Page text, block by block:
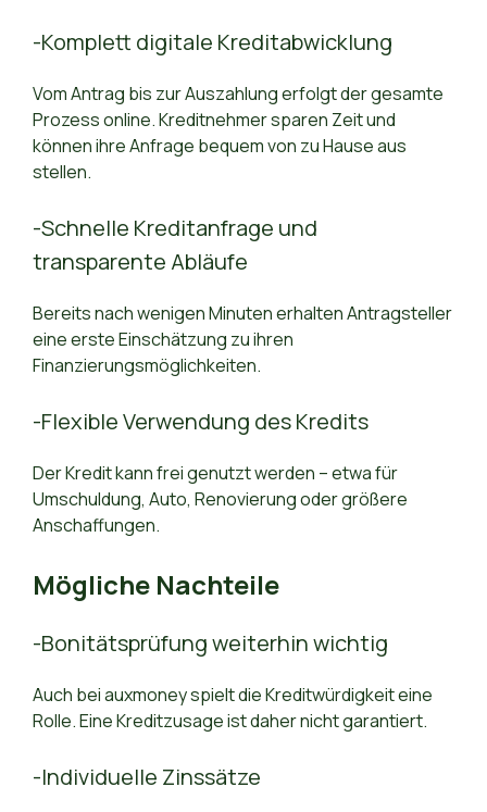
-Komplett digitale Kreditabwicklung
Vom Antrag bis zur Auszahlung erfolgt der gesamte
Prozess online. Kreditnehmer sparen Zeit und
können ihre Anfrage bequem von zu Hause aus
stellen.
-Schnelle Kreditanfrage und
transparente Abläufe
Bereits nach wenigen Minuten erhalten Antragsteller
eine erste Einschätzung zu ihren
Finanzierungsmöglichkeiten.
-Flexible Verwendung des Kredits
Der Kredit kann frei genutzt werden – etwa für
Umschuldung, Auto, Renovierung oder größere
Anschaffungen.
Mögliche Nachteile
-Bonitätsprüfung weiterhin wichtig
Auch bei auxmoney spielt die Kreditwürdigkeit eine
Rolle. Eine Kreditzusage ist daher nicht garantiert.
-Individuelle Zinssätze